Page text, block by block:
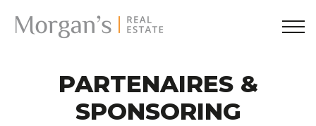
Nos biens
+32 (0)2 430 24 86 hello@morgans.be
PARTENAIRES &
SPONSORING